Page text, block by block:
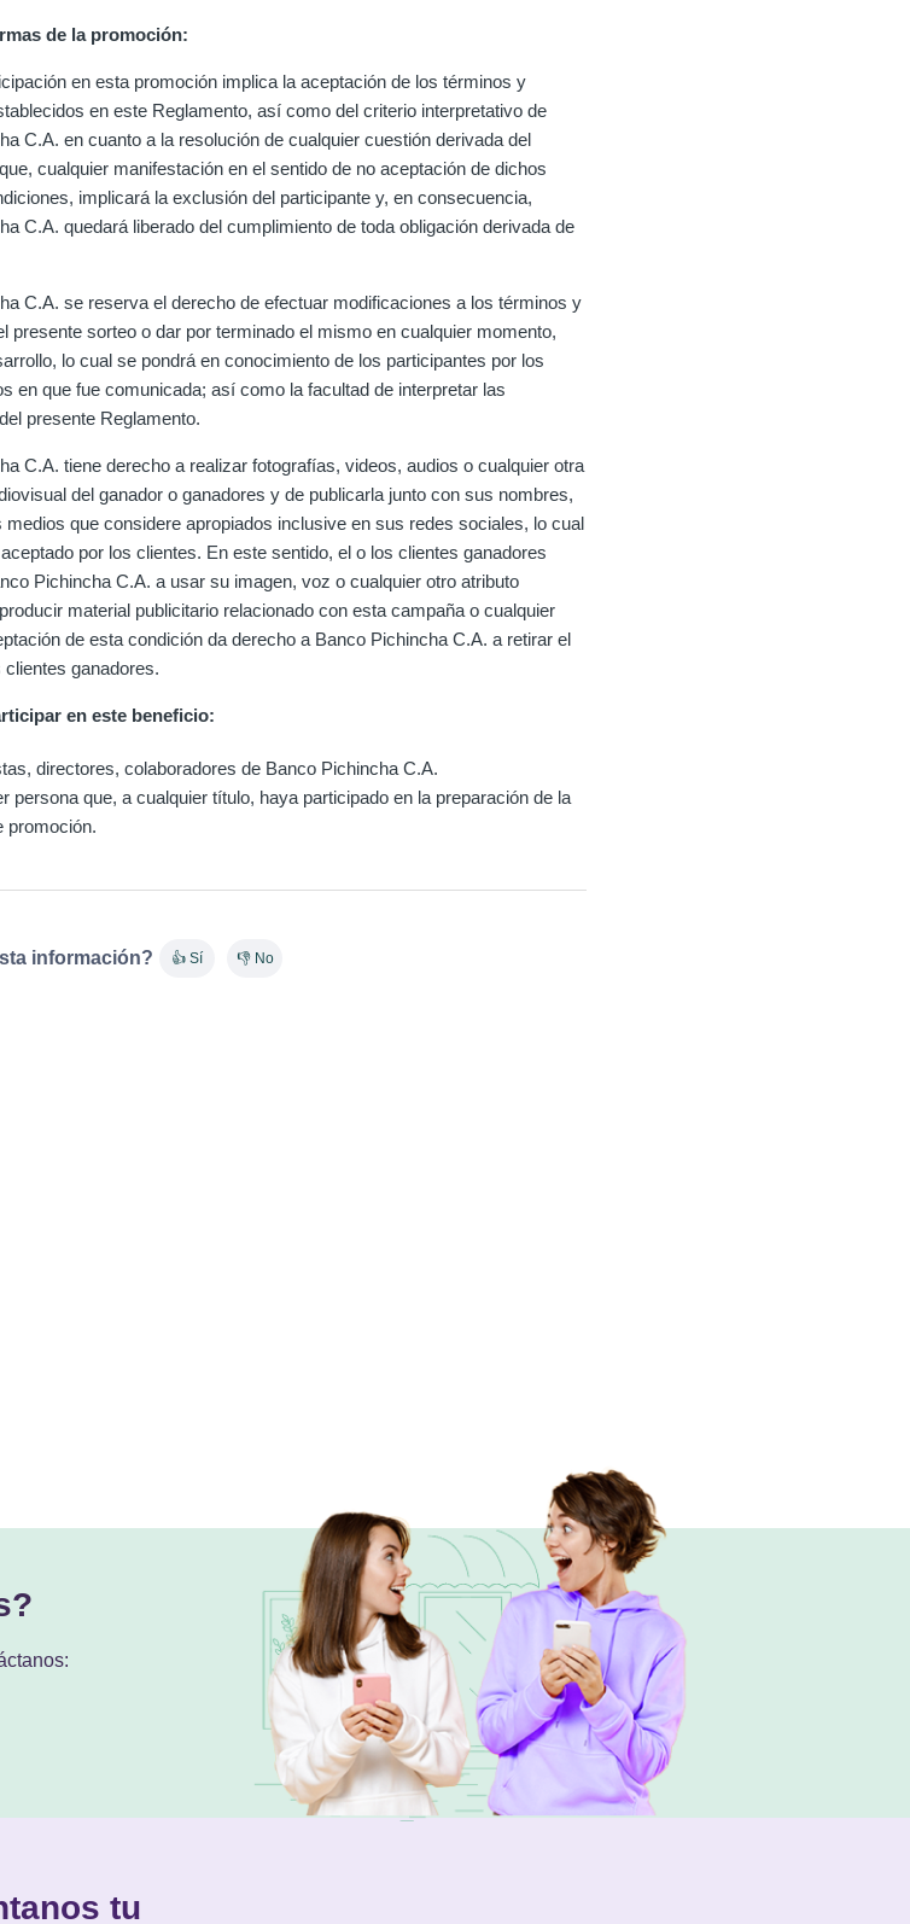
de la promoción:
en esta promoción implica la aceptación de los términos y
en este Reglamento, así como del criterio interpretativo de
C.A. en cuanto a la resolución de cualquier cuestión derivada del
cualquier manifestación en el sentido de no aceptación de dichos
implicará la exclusión del participante y, en consecuencia,
C.A. quedará liberado del cumplimiento de toda obligación derivada de
C.A. se reserva el derecho de efectuar modificaciones a los términos y
presente sorteo o dar por terminado el mismo en cualquier momento,
lo cual se pondrá en conocimiento de los participantes por los
en que fue comunicada; así como la facultad de interpretar las
presente Reglamento.
C.A. tiene derecho a realizar fotografías, videos, audios o cualquier otra
del ganador o ganadores y de publicarla junto con sus nombres,
medios que considere apropiados inclusive en sus redes sociales, lo cual
por los clientes. En este sentido, el o los clientes ganadores
Pichincha C.A. a usar su imagen, voz o cualquier otro atributo
material publicitario relacionado con esta campaña o cualquier
de esta condición da derecho a Banco Pichincha C.A. a retirar el
clientes ganadores.
en este beneficio:
directores, colaboradores de Banco Pichincha C.A.
persona que, a cualquier título, haya participado en la preparación de la
promoción.
información? 👍 Sí 👎 No
tu